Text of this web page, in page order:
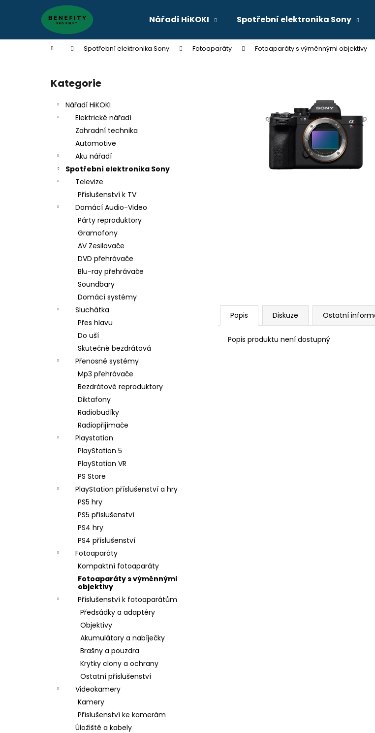
Nářadí HiKOKI Spotřební elektronika Sony
Domů Spotřební elektronika Sony Fotoaparáty Fotoaparáty s výměnnými objektivy
Přeskočit
kategorie
Kategorie
Nářadí HiKOKI
Elektrické nářadí
Zahradní technika
Automotive
Aku nářadí
Spotřební elektronika Sony
Televize
Příslušenství k TV
Domácí Audio-Video
Párty reproduktory
Gramofony
AV Zesilovače
DVD přehrávače
Blu-ray přehrávače
Soundbary
Domácí systémy
Sluchátka
Přes hlavu
Do uší
Skutečně bezdrátová
Přenosné systémy
Mp3 přehrávače
Bezdrátové reproduktory
Diktafony
Radiobudíky
Radiopřijímače
Playstation
PlayStation 5
PlayStation VR
PS Store
PlayStation příslušenství a hry
PS5 hry
PS5 příslušenství
PS4 hry
PS4 příslušenství
Fotoaparáty
Kompaktní fotoaparáty
Fotoaparáty s výměnnými
objektivy
Příslušenství k fotoaparátům
Předsádky a adaptéry
Objektivy
Akumulátory a nabíječky
Brašny a pouzdra
Krytky clony a ochrany
Ostatní příslušenství
Videokamery
Kamery
Příslušenství ke kamerám
Úložiště a kabely
Popis Diskuze Ostatní
Popis produktu není dostupný
í
Zpět
do
Zpět
do
Co potřebujete najít?
Doporučujeme
BRAVIA 3 II (K75XR35M2PB.CEI)
34 999 Kč